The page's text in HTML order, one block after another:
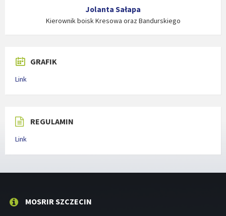
Jolanta Sałapa
Kierownik boisk Kresowa oraz Bandurskiego
GRAFIK
Link
REGULAMIN
Link
MOSRIR SZCZECIN